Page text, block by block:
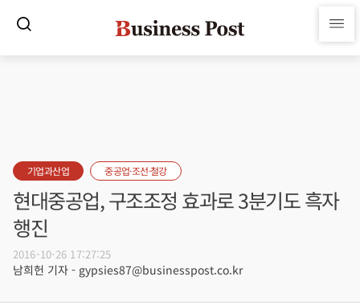
기업과산업 중공업·조선·철강
현대중공업, 구조조정 효과로 3분기도 흑자
행진
2016-10-26 17:27:25
남희헌 기자 - gypsies87@businesspost.co.kr